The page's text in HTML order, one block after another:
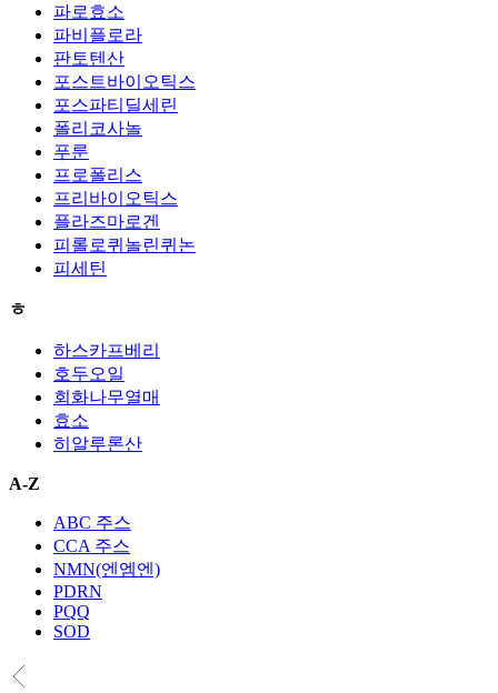
파로효소
파비플로라
판토텐산
포스트바이오틱스
포스파티딜세린
폴리코사놀
푸룬
프로폴리스
프리바이오틱스
플라즈마로겐
피롤로퀴놀린퀴논
피세틴
ㅎ
하스카프베리
호두오일
회화나무열매
효소
히알루론산
A-Z
ABC 주스
CCA 주스
NMN(엔엠엔)
PDRN
PQQ
SOD